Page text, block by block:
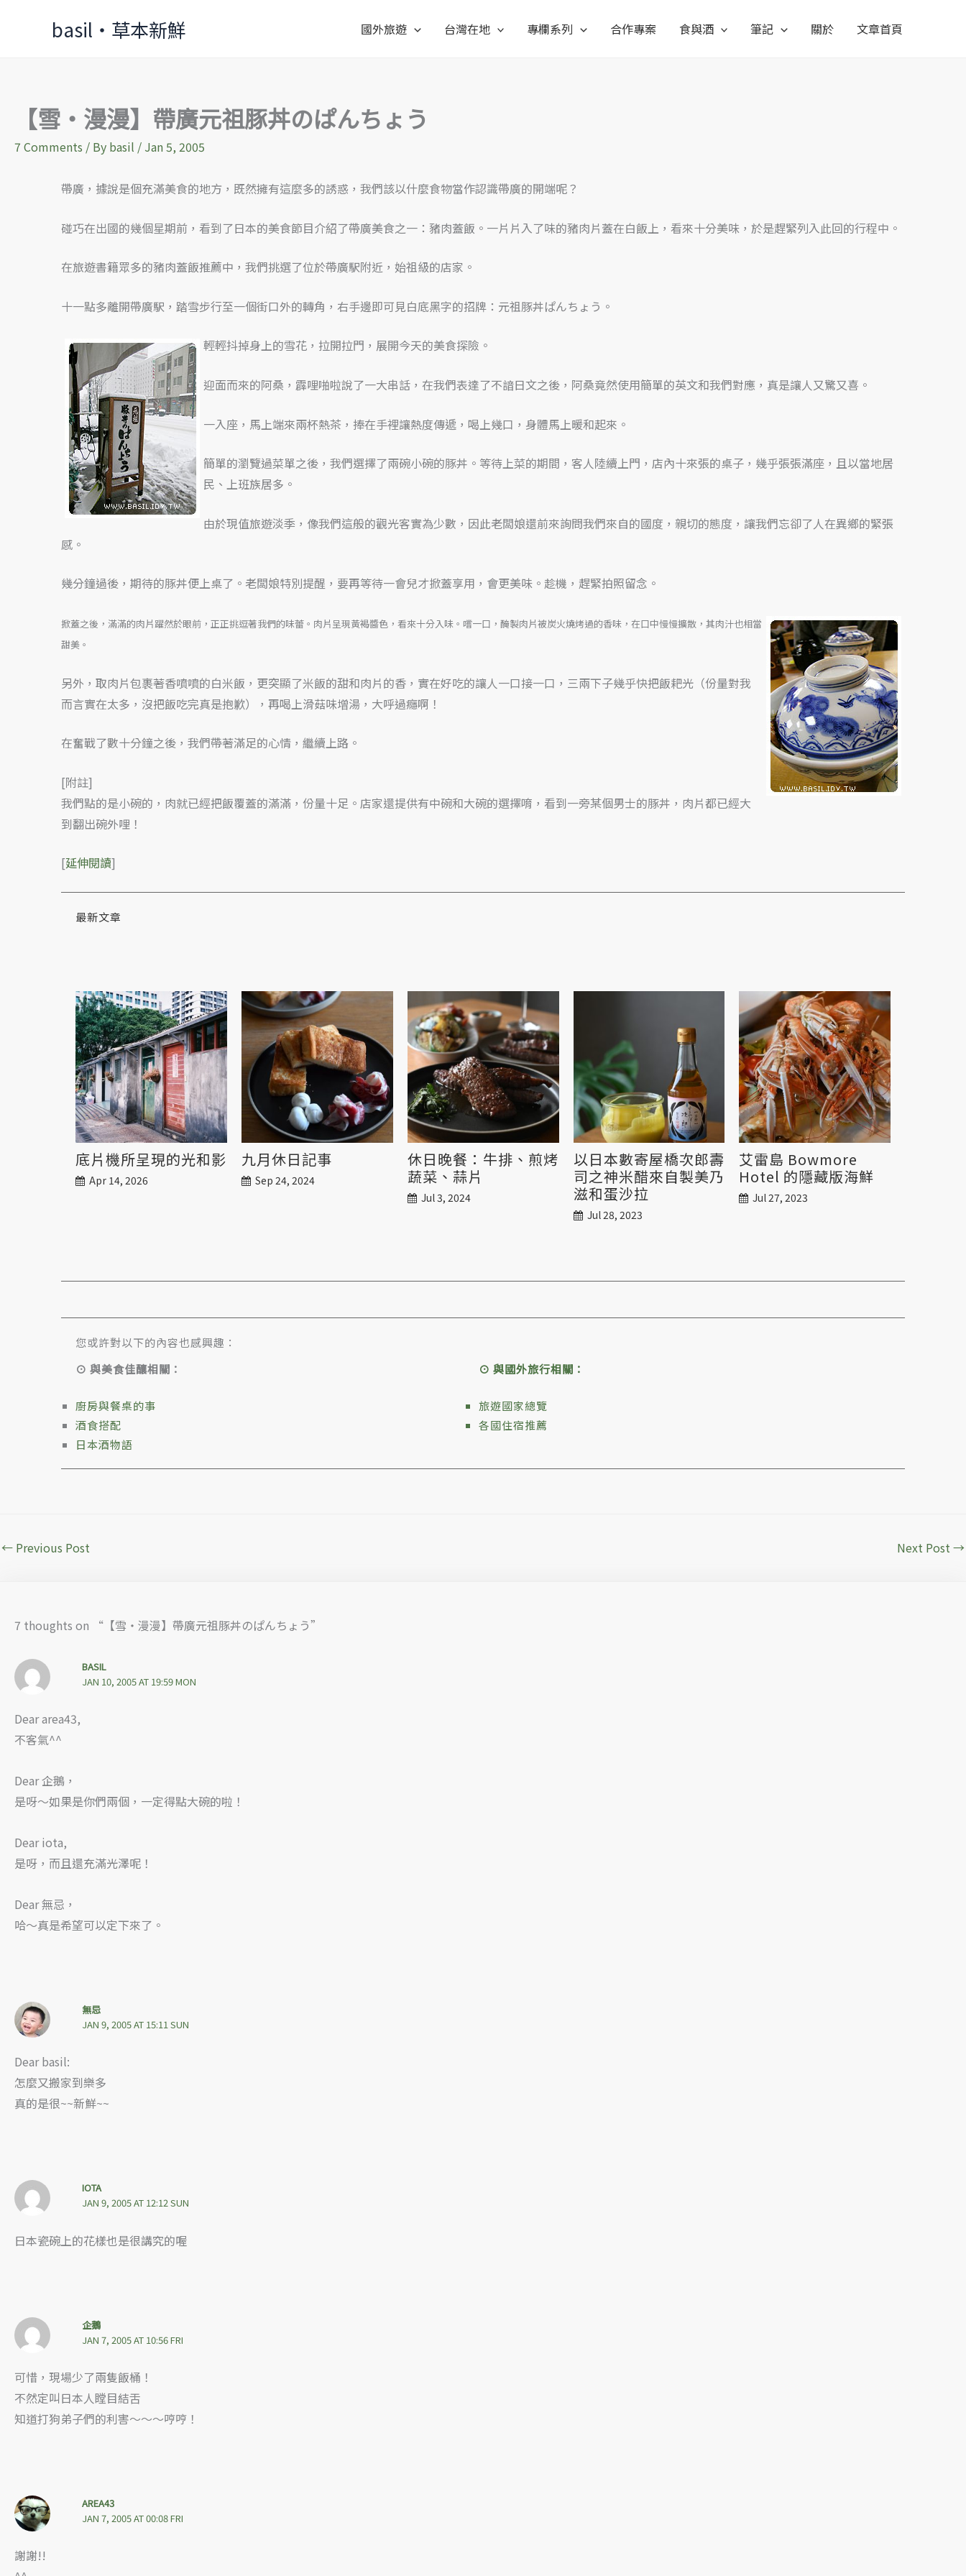
basil‧草本新鮮 國外旅遊 台灣在地 專欄系列 合作專案 食與酒 筆記 關於 文章首頁
【雪‧漫漫】帶廣元祖豚丼のぱんちょう
7 Comments / By basil / Jan 5, 2005
帶廣，據說是個充滿美食的地方，既然擁有這麼多的誘惑，我們該以什麼食物當作認識帶廣的開端呢？
碰巧在出國的幾個星期前，看到了日本的美食節目介紹了帶廣美食之一：豬肉蓋飯。一片片入了味的豬肉片蓋在白飯上，看來十分美味，於是趕緊列入此回的行程中。
在旅遊書籍眾多的豬肉蓋飯推薦中，我們挑選了位於帶廣駅附近，始祖級的店家。
十一點多離開帶廣駅，踏雪步行至一個街口外的轉角，右手邊即可見白底黑字的招牌：元祖豚丼ぱんちょう。
輕輕抖掉身上的雪花，拉開拉門，展開今天的美食探險。
迎面而來的阿桑，霹哩啪啦說了一大串話，在我們表達了不諳日文之後，阿桑竟然使用簡單的英文和我們對應，真是讓人又驚又喜。
一入座，馬上端來兩杯熱茶，捧在手裡讓熱度傳遞，喝上幾口，身體馬上暖和起來。
簡單的瀏覽過菜單之後，我們選擇了兩碗小碗的豚丼。等待上菜的期間，客人陸續上門，店內十來張的桌子，幾乎張張滿座，且以當地居
民、上班族居多。
由於現值旅遊淡季，像我們這般的觀光客實為少數，因此老闆娘還前來詢問我們來自的國度，親切的態度，讓我們忘卻了人在異鄉的緊張
感。
幾分鐘過後，期待的豚丼便上桌了。老闆娘特別提醒，要再等待一會兒才掀蓋享用，會更美味。趁機，趕緊拍照留念。
掀蓋之後，滿滿的肉片躍然於眼前，正正挑逗著我們的味蕾。肉片呈現黃褐醬色，看來十分入味。嚐一口，醃製肉片被炭火燒烤過的香味，在口中慢慢擴散，其肉汁也相當
甜美。
另外，取肉片包裹著香噴噴的白米飯，更突顯了米飯的甜和肉片的香，實在好吃的讓人一口接一口，三兩下子幾乎快把飯耙光（份量對我
而言實在太多，沒把飯吃完真是抱歉），再喝上滑菇味增湯，大呼過癮啊！
在奮戰了數十分鐘之後，我們帶著滿足的心情，繼續上路。
[附註]
我們點的是小碗的，肉就已經把飯覆蓋的滿滿，份量十足。店家還提供有中碗和大碗的選擇唷，看到一旁某個男士的豚丼，肉片都已經大
到翻出碗外哩！
[延伸閱讀]
最新文章
底片機所呈現的光和影
Apr 14, 2026
九月休日記事
Sep 24, 2024
休日晚餐：牛排、煎烤
蔬菜、蒜片
Jul 3, 2024
以日本數寄屋橋次郎壽
司之神米醋來自製美乃
滋和蛋沙拉
Jul 28, 2023
艾雷島 Bowmore
Hotel 的隱藏版海鮮
Jul 27, 2023
您或許對以下的內容也感興趣：
⊙ 與美食佳釀相關：
廚房與餐桌的事
酒食搭配
日本酒物語
⊙ 與國外旅行相關：
旅遊國家總覽
各國住宿推薦
← Previous Post Next Post →
7 thoughts on “【雪‧漫漫】帶廣元祖豚丼のぱんちょう”
BASIL
JAN 10, 2005 AT 19:59 MON
Dear area43,
不客氣^^
Dear 企鵝，
是呀～如果是你們兩個，一定得點大碗的啦！
Dear iota,
是呀，而且還充滿光澤呢！
Dear 無忌，
哈～真是希望可以定下來了。
無忌
JAN 9, 2005 AT 15:11 SUN
Dear basil:
怎麼又搬家到樂多
真的是很~~新鮮~~
IOTA
JAN 9, 2005 AT 12:12 SUN
日本瓷碗上的花樣也是很講究的喔
企鵝
JAN 7, 2005 AT 10:56 FRI
可惜，現場少了兩隻飯桶！
不然定叫日本人瞠目結舌
知道打狗弟子們的利害～～～哼哼！
AREA43
JAN 7, 2005 AT 00:08 FRI
謝謝!!